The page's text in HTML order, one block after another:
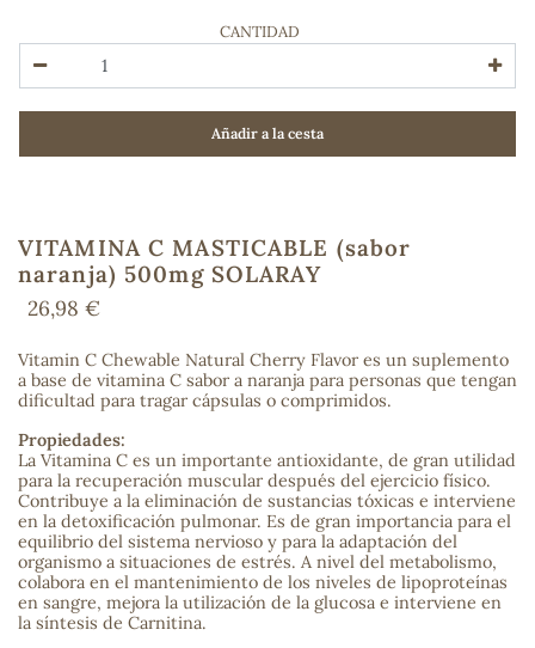
CANTIDAD
Añadir a la cesta
VITAMINA C MASTICABLE (sabor
naranja) 500mg SOLARAY
26,98 €
Vitamin C Chewable Natural Cherry Flavor es un suplemento
a base de vitamina C sabor a naranja para personas que tengan
dificultad para tragar cápsulas o comprimidos.
Propiedades:
La Vitamina C es un importante antioxidante, de gran utilidad
para la recuperación muscular después del ejercicio físico.
Contribuye a la eliminación de sustancias tóxicas e interviene
en la detoxificación pulmonar. Es de gran importancia para el
equilibrio del sistema nervioso y para la adaptación del
organismo a situaciones de estrés. A nivel del metabolismo,
colabora en el mantenimiento de los niveles de lipoproteínas
en sangre, mejora la utilización de la glucosa e interviene en
la síntesis de Carnitina.